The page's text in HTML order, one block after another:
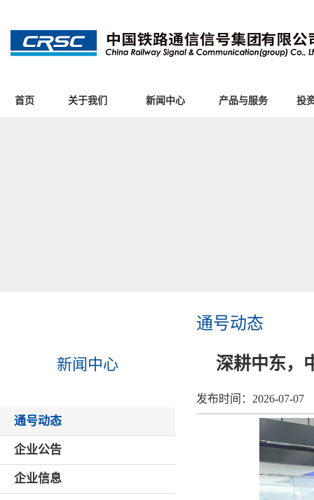
首页 关于我们 新闻中心 产品与服务 投
新闻中心
通号动态
企业公告
企业信息
通号动态
深耕中东，
发布时间： 2026-07-07